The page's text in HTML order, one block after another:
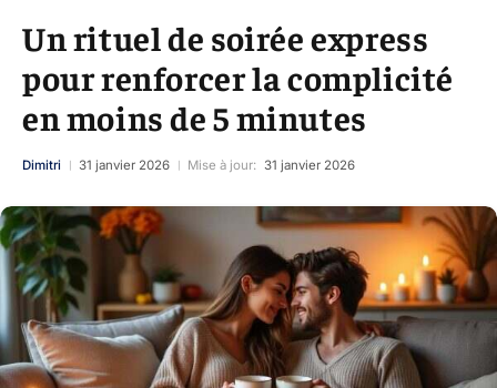
Un rituel de soirée express
pour renforcer la complicité
en moins de 5 minutes
Dimitri 31 janvier 2026 Mise à jour: 31 janvier 2026